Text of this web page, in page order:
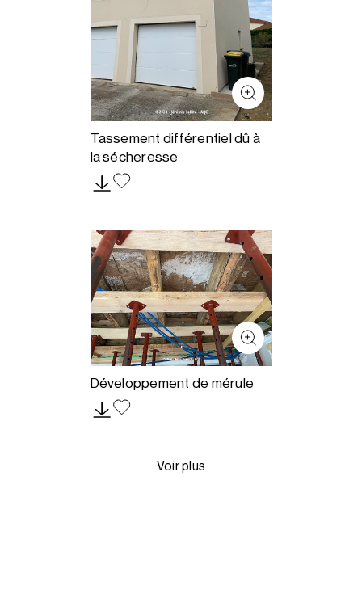
Tassement différentiel dû à
la sécheresse
Développement de mérule
Voir plus